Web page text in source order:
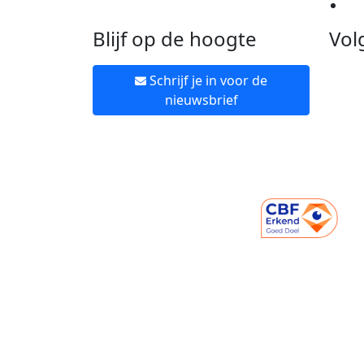
Blijf op de hoogte
Schrijf je in voor de
nieuwsbrief